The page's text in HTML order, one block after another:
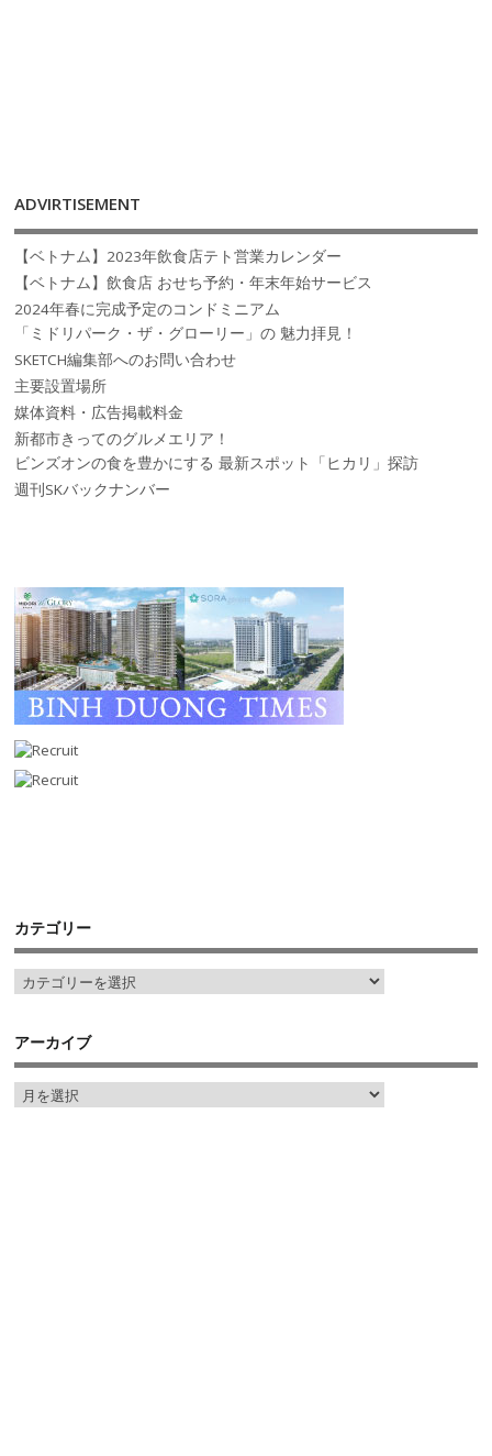
ADVIRTISEMENT
【ベトナム】2023年飲食店テト営業カレンダー
【ベトナム】飲食店 おせち予約・年末年始サービス
2024年春に完成予定のコンドミニアム
「ミドリパーク・ザ・グローリー」の 魅力拝見！
SKETCH編集部へのお問い合わせ
主要設置場所
媒体資料・広告掲載料金
新都市きってのグルメエリア！
ビンズオンの食を豊かにする 最新スポット「ヒカリ」探訪
週刊SKバックナンバー
カテゴリー
アーカイブ